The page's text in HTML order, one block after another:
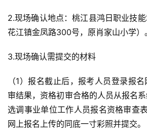
2.现场确认地点：桃江县鸿日职业技
花江镇金凤路300号，原肖家山小学）。
3.现场确认需提交的材料
（1）报名截止后，报考人员登录报
审结果，资格初审合格的人员从报名
选调事业单位工作人员报名资格审查
网上报名上传的同底一寸彩照并提交。